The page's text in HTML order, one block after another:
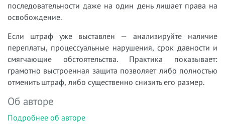
последовательности даже на один день лишает права на
освобождение.
Если штраф уже выставлен — анализируйте наличие
переплаты, процессуальные нарушения, срок давности и
смягчающие обстоятельства. Практика показывает:
грамотно выстроенная защита позволяет либо полностью
отменить штраф, либо существенно снизить его размер.
Об авторе
Подробнее об авторе